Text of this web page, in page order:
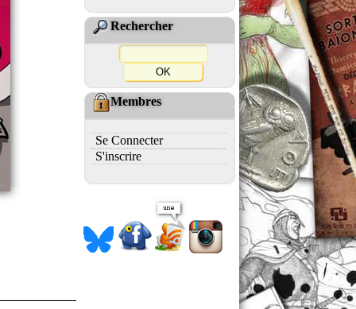
Rechercher
Membres
Se Connecter
S'inscrire